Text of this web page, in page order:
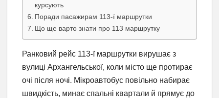
курсують
Поради пасажирам 113-ї маршрутки
Що ще варто знати про 113 маршрутку
Ранковий рейс 113-ї маршрутки вирушає з
вулиці Архангельської, коли місто ще протирає
очі після ночі. Мікроавтобус повільно набирає
швидкість, минає спальні квартали й прямує до